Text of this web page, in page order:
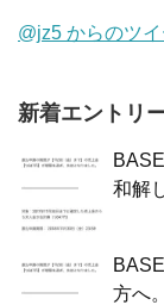
@jz5 からのツイ
新着エントリ
和解
方へ